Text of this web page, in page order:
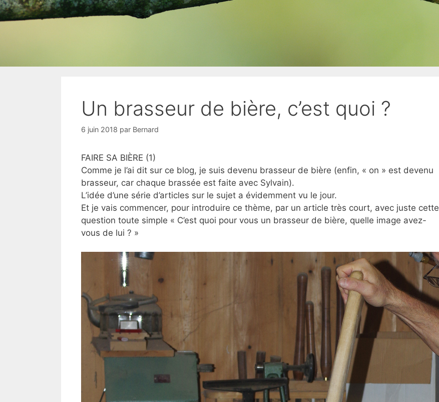
Un brasseur de bière, c’est quoi ?
6 juin 2018 par Bernard
FAIRE SA BIÈRE (1)
Comme je l’ai dit sur ce blog, je suis devenu brasseur de bière (enfin, « on » est devenu
brasseur, car chaque brassée est faite avec Sylvain).
L’idée d’une série d’articles sur le sujet a évidemment vu le jour.
Et je vais commencer, pour introduire ce thème, par un article très court, avec juste cette
question toute simple « C’est quoi pour vous un brasseur de bière, quelle image avez-
vous de lui ? »